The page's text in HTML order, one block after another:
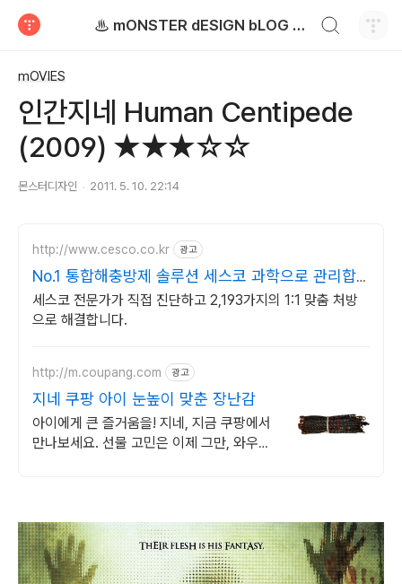
♨ mONSTER dESIGN bLOG - 몬스터디자인 블로그
mOVIES
인간지네 Human Centipede
(2009) ★★★☆☆
몬스터디자인 2011. 5. 10. 22:14
http://www.cesco.co.kr 광고
No.1 통합해충방제 솔루션 세스코 과학으로 관리합
니다
세스코 전문가가 직접 진단하고 2,193가지의 1:1 맞춤 처방
으로 해결합니다.
http://m.coupang.com 광고
지네 쿠팡 아이 눈높이 맞춘 장난감
아이에게 큰 즐거움을! 지네, 지금 쿠팡에서
만나보세요. 선물 고민은 이제 그만, 와우회